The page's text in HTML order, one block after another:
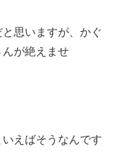
思いますが、かぐ
が絶えませ
えばそうなんです